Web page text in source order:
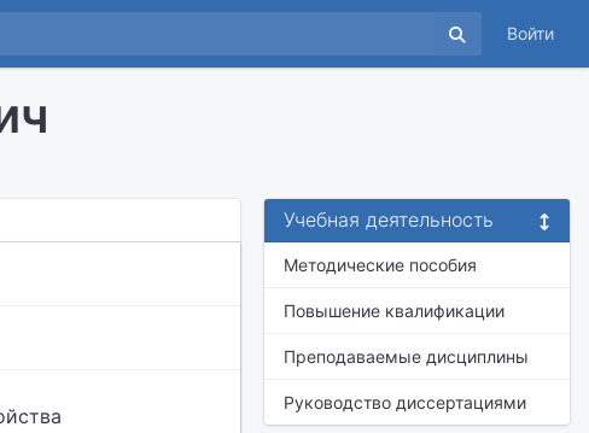
Войти
Учебная деятельность
Методические пособия
Повышение квалификации
Преподаваемые дисциплины
Руководство диссертациями